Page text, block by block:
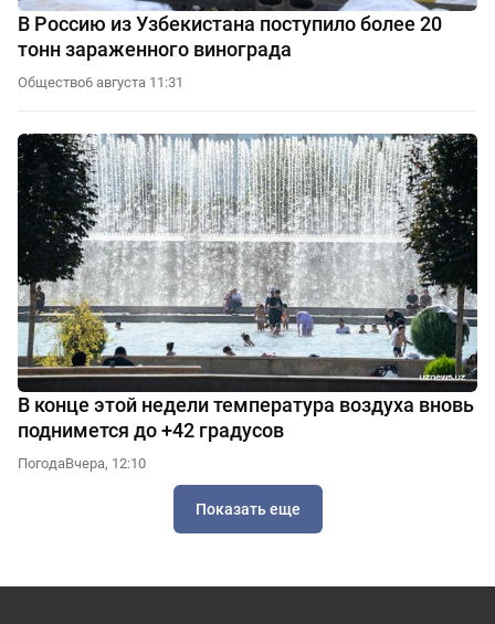
В Россию из Узбекистана поступило более 20
тонн зараженного винограда
Общество6 августа 11:31
В конце этой недели температура воздуха вновь
поднимется до +42 градусов
ПогодаВчера, 12:10
Показать еще